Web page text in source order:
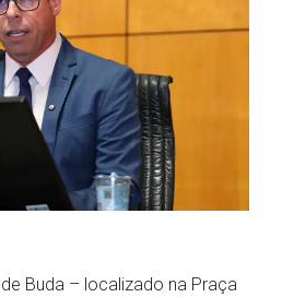
Buda – localizado na Praça